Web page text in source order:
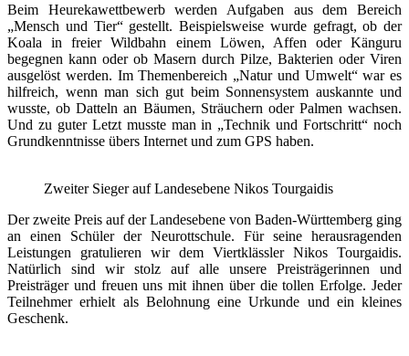
Beim Heurekawettbewerb werden Aufgaben aus dem Bereich
„Mensch und Tier“ gestellt. Beispielsweise wurde gefragt, ob der
Koala in freier Wildbahn einem Löwen, Affen oder Känguru
begegnen kann oder ob Masern durch Pilze, Bakterien oder Viren
ausgelöst werden. Im Themenbereich „Natur und Umwelt“ war es
hilfreich, wenn man sich gut beim Sonnensystem auskannte und
wusste, ob Datteln an Bäumen, Sträuchern oder Palmen wachsen.
Und zu guter Letzt musste man in „Technik und Fortschritt“ noch
Grundkenntnisse übers Internet und zum GPS haben.
Zweiter Sieger auf Landesebene Nikos Tourgaidis
Der zweite Preis auf der Landesebene von Baden-Württemberg ging
an einen Schüler der Neurottschule. Für seine herausragenden
Leistungen gratulieren wir dem Viertklässler Nikos Tourgaidis.
Natürlich sind wir stolz auf alle unsere Preisträgerinnen und
Preisträger und freuen uns mit ihnen über die tollen Erfolge. Jeder
Teilnehmer erhielt als Belohnung eine Urkunde und ein kleines
Geschenk.